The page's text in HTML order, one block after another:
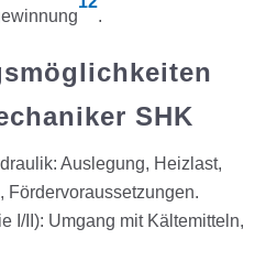
.
SHK
Auslegung, Heizlast,
Fördervoraussetzungen.
I/II): Umgang mit Kältemitteln,